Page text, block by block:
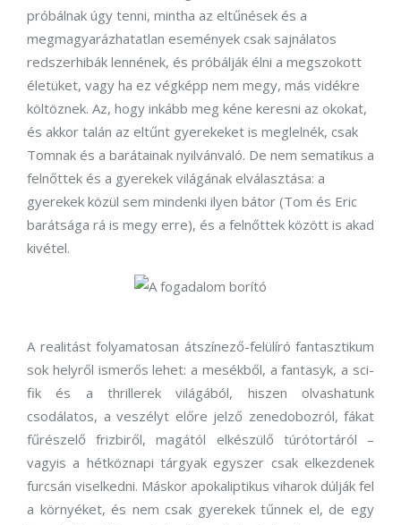
próbálnak úgy tenni, mintha az eltűnések és a
megmagyarázhatatlan események csak sajnálatos
redszerhibák lennének, és próbálják élni a megszokott
életüket, vagy ha ez végképp nem megy, más vidékre
költöznek. Az, hogy inkább meg kéne keresni az okokat,
és akkor talán az eltűnt gyerekeket is meglelnék, csak
Tomnak és a barátainak nyilvánvaló. De nem sematikus a
felnőttek és a gyerekek világának elválasztása: a
gyerekek közül sem mindenki ilyen bátor (Tom és Eric
barátsága rá is megy erre), és a felnőttek között is akad
kivétel.
A realitást folyamatosan átszínező-felülíró fantasztikum
sok helyről ismerős lehet: a mesékből, a fantasyk, a sci-
fik és a thrillerek világából, hiszen olvashatunk
csodálatos, a veszélyt előre jelző zenedobozról, fákat
fűrészelő frizbiről, magától elkészülő túrótortáról –
vagyis a hétköznapi tárgyak egyszer csak elkezdenek
furcsán viselkedni. Máskor apokaliptikus viharok dúlják fel
a környéket, és nem csak gyerekek tűnnek el, de egy